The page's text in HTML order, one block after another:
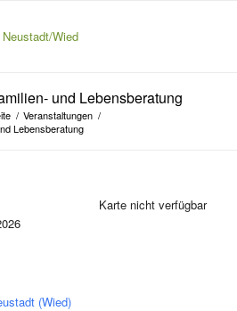
und Lebensberatung
/ Veranstaltungen /
Lebensberatung
Karte nicht verfügbar
(Wied)